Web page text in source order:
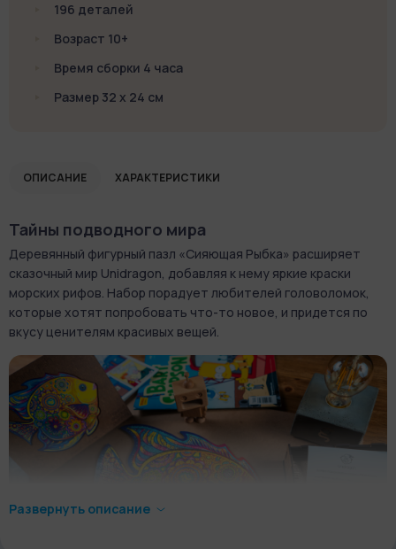
196 деталей
Возраст 10+
Время сборки 4 часа
Размер 32 х 24 см
ОПИСАНИЕ ХАРАКТЕРИСТИКИ
Тайны подводного мира
Деревянный фигурный пазл «Сияющая Рыбка» расширяет
сказочный мир Unidragon, добавляя к нему яркие краски
морских рифов. Набор порадует любителей головоломок,
которые хотят попробовать что-то новое, и придется по
вкусу ценителям красивых вещей.
Развернуть описание